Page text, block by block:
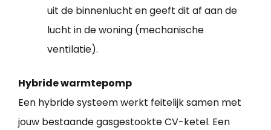
uit de binnenlucht en geeft dit af aan de
lucht in de woning (mechanische
ventilatie).
Hybride warmtepomp
Een hybride systeem werkt feitelijk samen met
jouw bestaande gasgestookte CV-ketel. Een